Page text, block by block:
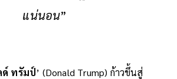
แน่นอน”
ด์ ทรัมป์’ (Donald Trump) ก้าวขึ้นสู่